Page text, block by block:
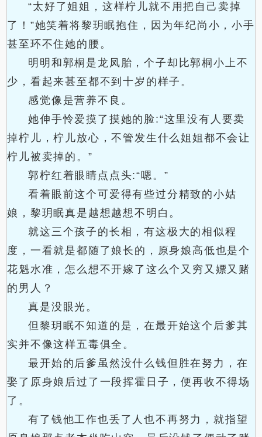
“太好了姐姐，这样柠儿就不用把自己卖掉
了！”她笑着将黎玥眠抱住，因为年纪尚小，小手
甚至环不住她的腰。
明明和郭桐是龙凤胎，个子却比郭桐小上不
少，看起来甚至都不到十岁的样子。
感觉像是营养不良。
她伸手怜爱摸了摸她的脸:“这里没有人要卖
掉柠儿，柠儿放心，不管发生什么姐姐都不会让
柠儿被卖掉的。”
郭柠红着眼睛点点头:“嗯。”
看着眼前这个可爱得有些过分精致的小姑
娘，黎玥眠真是越想越想不明白。
就这三个孩子的长相，有这极大的相似程
度，一看就是都随了娘长的，原身娘高低也是个
花魁水准，怎么想不开嫁了这么个又穷又嫖又赌
的男人？
真是没眼光。
但黎玥眠不知道的是，在最开始这个后爹其
实并不像这样五毒俱全。
最开始的后爹虽然没什么钱但胜在努力，在
娶了原身娘后过了一段挥霍日子，便再收不得场
了。
有了钱他工作也丢了人也不再努力，就指望